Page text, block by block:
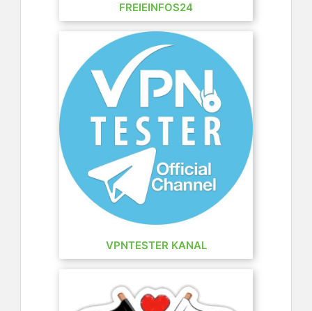
FREIEINFOS24
VPNTESTER KANAL